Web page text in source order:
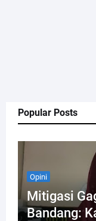
Popular Posts
Opini
Mitigasi
Bandang: